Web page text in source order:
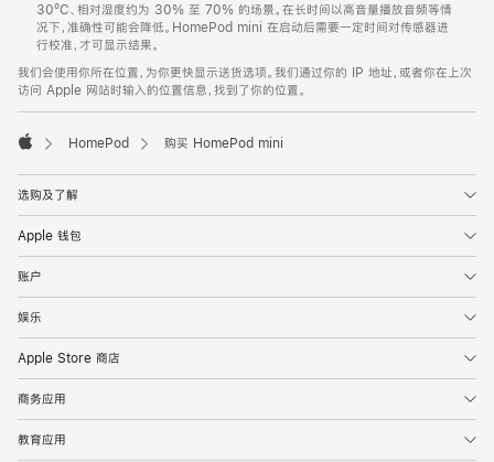
30ºC、相对湿度约为 30% 至 70% 的场景。在长时间以高音量播放音频等情
况下，准确性可能会降低。HomePod mini 在启动后需要一定时间对传感器进
行校准，才可显示结果。
我们会使用你所在位置，为你更快显示送货选项。我们通过你的 IP 地址，或者你在上次
访问 Apple 网站时输入的位置信息，找到了你的位置。
HomePod 购买 HomePod mini
选购及了解
Apple 钱包
账户
娱乐
Apple Store 商店
商务应用
教育应用